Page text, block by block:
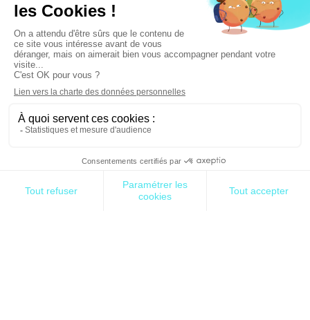
l’accumulation de problèmes non résolus dans la gestion
des données d’une entreprise, qui, si elle n’est pas
traitée, peut entraver de manière significative les
initiatives liées à la data : Analyses, algorithmes,
modèles….
Data ainsi que des approches pour la réduire, afin que
vous puissiez amplifier l’utilisation de vos données.